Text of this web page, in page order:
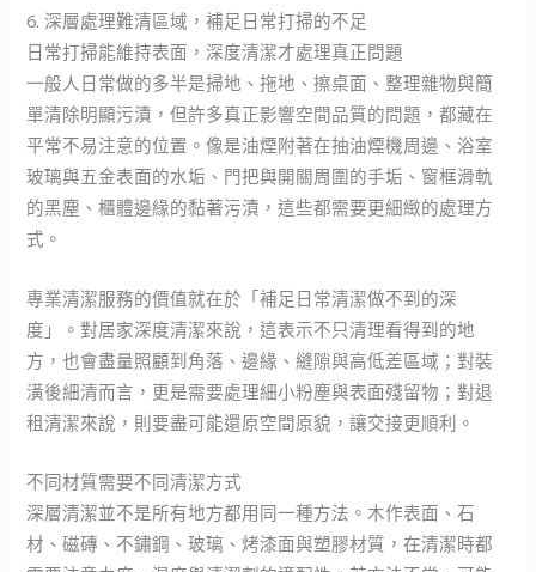
6. 深層處理難清區域，補足日常打掃的不足
日常打掃能維持表面，深度清潔才處理真正問題
一般人日常做的多半是掃地、拖地、擦桌面、整理雜物與簡
單清除明顯污漬，但許多真正影響空間品質的問題，都藏在
平常不易注意的位置。像是油煙附著在抽油煙機周邊、浴室
玻璃與五金表面的水垢、門把與開關周圍的手垢、窗框滑軌
的黑塵、櫃體邊緣的黏著污漬，這些都需要更細緻的處理方
式。
專業清潔服務的價值就在於「補足日常清潔做不到的深
度」。對居家深度清潔來說，這表示不只清理看得到的地
方，也會盡量照顧到角落、邊緣、縫隙與高低差區域；對裝
潢後細清而言，更是需要處理細小粉塵與表面殘留物；對退
租清潔來說，則要盡可能還原空間原貌，讓交接更順利。
不同材質需要不同清潔方式
深層清潔並不是所有地方都用同一種方法。木作表面、石
材、磁磚、不鏽鋼、玻璃、烤漆面與塑膠材質，在清潔時都